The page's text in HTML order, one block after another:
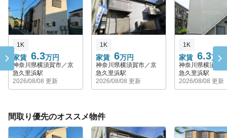
家賃 6.3万円
1K
神奈川県横須賀市／京
急久里浜駅
2026/08/08 更新
家賃 6万円
1K
神奈川県横須賀市／京
急久里浜駅
2026/08/08 更新
家賃 6.3万円
1K
神奈川県横須賀
急久里浜駅
2026/08/08 更新
間取り優先のオススメ物件